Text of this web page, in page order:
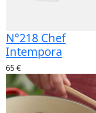
N°218 Chef
Intempora
65 €